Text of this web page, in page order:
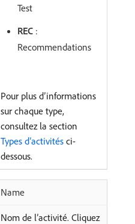
Test
REC :
Recommendations
Pour plus d’informations
sur chaque type,
consultez la section
Types d’activités ci-
dessous.
Name
Nom de l’activité. Cliquez